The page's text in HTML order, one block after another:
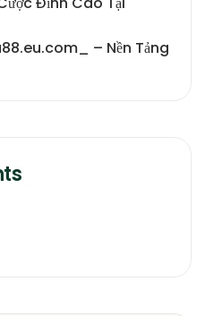
– Nền Tảng